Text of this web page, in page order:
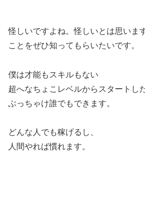
怪しいですよね。怪しいとは思いま
ことをぜひ知ってもらいたいです。
僕は才能もスキルもない
超へなちょこレベルからスタートし
ぶっちゃけ誰でもできます。
どんな人でも稼げるし、
人間やれば慣れます。